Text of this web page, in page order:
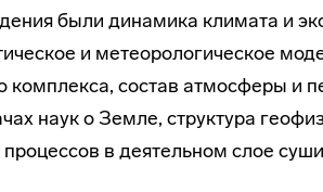
были динамика климата и
и метеорологическое
комплекса, состав атмосферы и
наук о Земле, структура
в деятельном слое